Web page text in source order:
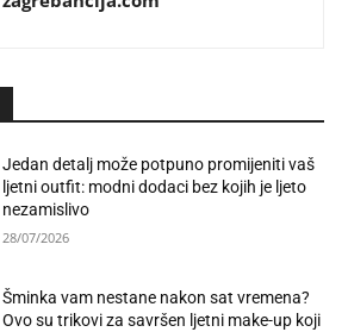
Jedan detalj može potpuno promijeniti vaš
ljetni outfit: modni dodaci bez kojih je ljeto
nezamislivo
28/07/2026
Šminka vam nestane nakon sat vremena?
Ovo su trikovi za savršen ljetni make-up koji